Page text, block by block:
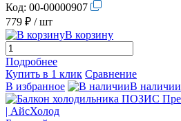
Код: 00-00000907
779 ₽ / шт
В корзину
Подробнее
Купить в 1 клик Сравнение
В избранное
В наличии